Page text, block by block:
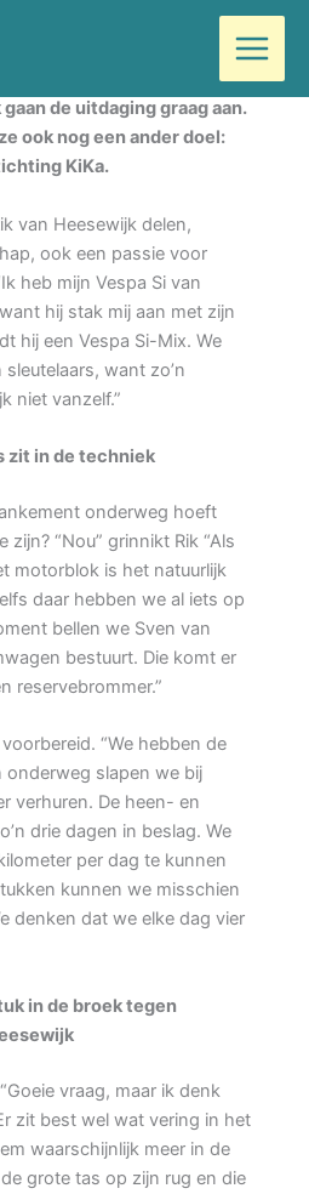
op een oude Vespa, gaat dat
de uitdaging graag aan.
ook nog een ander doel:
KiKa.
van Heesewijk delen,
ook een passie voor
heb mijn Vespa Si van
hij stak mij aan met zijn
hij een Vespa Si-Mix. We
want zo’n
niet vanzelf.”
zit in de techniek
onderweg hoeft
zijn? “Nou” grinnikt Rik “Als
motorblok is het natuurlijk
daar hebben we al iets op
bellen we Sven van
bestuurt. Die komt er
reservebrommer.”
“We hebben de
onderweg slapen we bij
verhuren. De heen- en
drie dagen in beslag. We
per dag te kunnen
kunnen we misschien
denken dat we elke dag vier
in de broek tegen
vraag, maar ik denk
zit best wel wat vering in het
waarschijnlijk meer in de
grote tas op zijn rug en die